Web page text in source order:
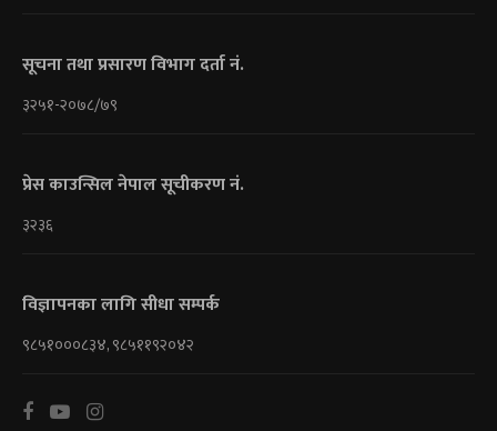
सूचना तथा प्रसारण विभाग दर्ता नं.
३२५१-२०७८/७९
प्रेस काउन्सिल नेपाल सूचीकरण नं.
३२३६
विज्ञापनका लागि सीधा सम्पर्क
९८५१०००८३४, ९८५११९२०४२